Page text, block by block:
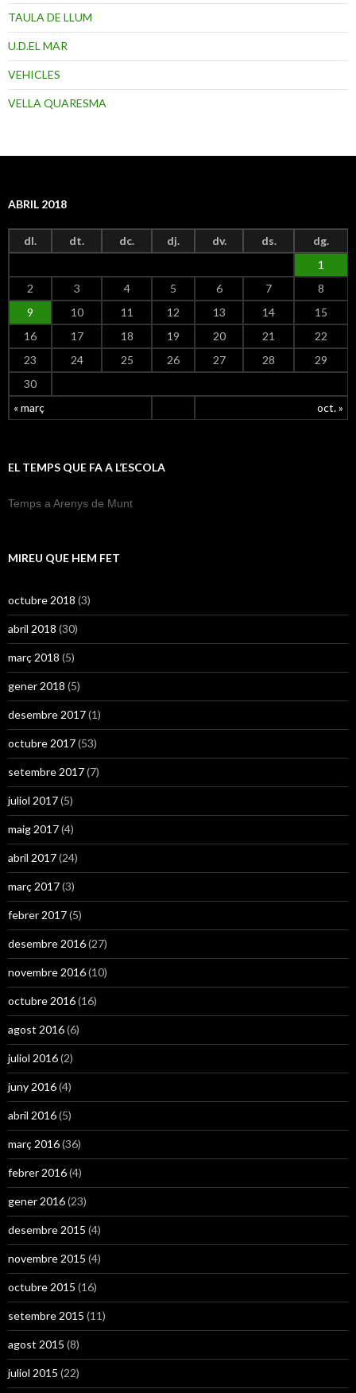
TAULA DE LLUM
U.D.EL MAR
VEHICLES
VELLA QUARESMA
ABRIL 2018
dl. dt. dc. dj. dv. ds. dg.
« març oct. »
1
2
3 4 5 6 7
8
9
10 11 12 13 14
15
16
17 18 19 20 21
22
23
24 25 26 27 28
29
30
EL TEMPS QUE FA A L’ESCOLA
Temps a Arenys de Munt
MIREU QUE HEM FET
octubre 2018 (3)
abril 2018 (30)
març 2018 (5)
gener 2018 (5)
desembre 2017(1)
octubre 2017(53)
setembre 2017(7)
juliol 2017(5)
maig 2017(4)
abril 2017(24)
març 2017(3)
febrer 2017(5)
desembre 2016(27)
novembre 2016(10)
octubre 2016(16)
agost 2016(6)
juliol 2016(2)
juny 2016(4)
abril 2016(5)
març 2016(36)
febrer 2016(4)
gener 2016(23)
desembre 2015 (4)
novembre 2015 (4)
octubre 2015 (16)
setembre 2015 (11)
agost 2015 (8)
juliol 2015 (22)